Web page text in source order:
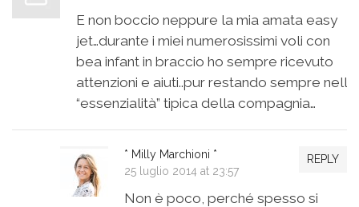
E non boccio neppure la mia amata easy
jet…durante i miei numerosissimi voli con
bea infant in braccio ho sempre ricevuto
attenzioni e aiuti..pur restando sempre nell
“essenzialità” tipica della compagnia…
REPLY
* Milly Marchioni *
25 luglio 2014 at 23:57
Non è poco, perché spesso si